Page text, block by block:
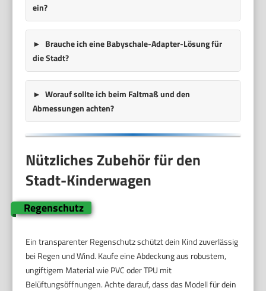
ein?
Brauche ich eine Babyschale-Adapter-Lösung für
die Stadt?
Worauf sollte ich beim Faltmaß und den
Abmessungen achten?
Nützliches Zubehör für den
Stadt-Kinderwagen
Regenschutz
Ein transparenter Regenschutz schützt dein Kind zuverlässig
bei Regen und Wind. Kaufe eine Abdeckung aus robustem,
ungiftigem Material wie PVC oder TPU mit
Belüftungsöffnungen. Achte darauf, dass das Modell für dein